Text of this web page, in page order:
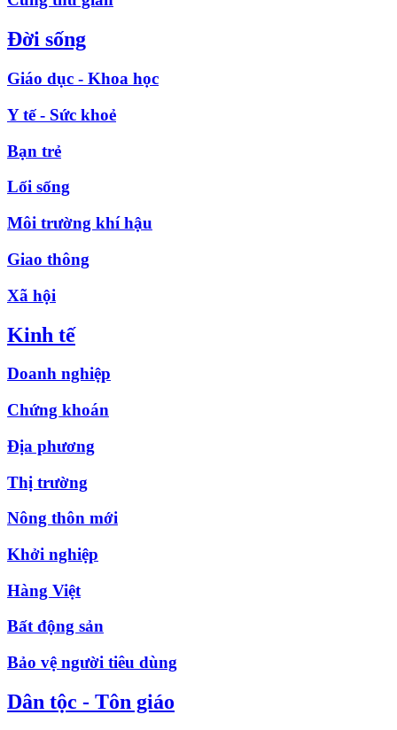
Đời sống
Giáo dục - Khoa học
Y tế - Sức khoẻ
Bạn trẻ
Lối sống
Môi trường khí hậu
Giao thông
Xã hội
Kinh tế
Doanh nghiệp
Chứng khoán
Địa phương
Thị trường
Nông thôn mới
Khởi nghiệp
Hàng Việt
Bất động sản
Bảo vệ người tiêu dùng
Dân tộc - Tôn giáo